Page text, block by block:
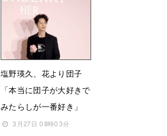
に笑顔
5月4日 17時07分
塩野瑛久、花より団子
「本当に団子が大好きで
みたらしが一番好き」
3月27日 08時03分